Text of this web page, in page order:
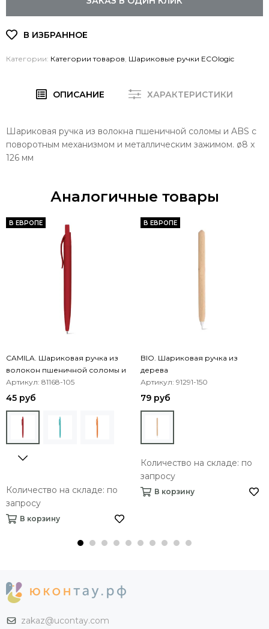
Категории: Категории товаров Шариковые ручки ECOlogic
ОПИСАНИЕ ХАРАКТЕРИСТИКИ
Шариковая ручка из волокна пшеничной соломы и ABS с
поворотным механизмом и металлическим зажимом. ø8 x
126 мм
Аналогичные товары
В ЕВРОПЕ
CAMILA. Шариковая ручка из
волокон пшеничной соломы и
ABS
Артикул: 81168-105
45 руб
Количество на складе: по
запросу
В корзину
В ЕВРОПЕ
BIO. Шариковая ручка из
дерева
Артикул: 91291-150
79 руб
Количество на складе: по
запросу
В корзину
zakaz@ucontay.com